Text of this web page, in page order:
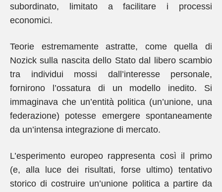
subordinato, limitato a facilitare i processi
economici.
Teorie estremamente astratte, come quella di
Nozick sulla nascita dello Stato dal libero scambio
tra individui mossi dall’interesse personale,
fornirono l’ossatura di un modello inedito. Si
immaginava che un’entità politica (un’unione, una
federazione) potesse emergere spontaneamente
da un’intensa integrazione di mercato.
L’esperimento europeo rappresenta così il primo
(e, alla luce dei risultati, forse ultimo) tentativo
storico di costruire un’unione politica a partire da